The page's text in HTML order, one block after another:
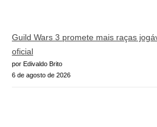
Guild Wars 3 promete mais raças
oficial
por Edivaldo Brito
6 de agosto de 2026